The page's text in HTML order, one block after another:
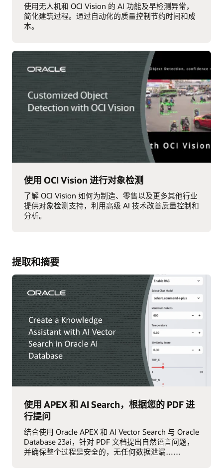
使用无人机和 OCI Vision 的 AI 功能及早检测异常，
简化建筑过程。通过自动化的质量控制节约时间和成
本。
使用 OCI Vision 进行对象检测
了解 OCI Vision 如何为制造、零售以及更多其他行业
提供对象检测支持，利用高级 AI 技术改善质量控制和
分析。
提取和摘要
使用 APEX 和 AI Search，根据您的 PDF 进
行提问
结合使用 Oracle APEX 和 AI Vector Search 与 Oracle
Database 23ai，针对 PDF 文档提出自然语言问题，
并确保整个过程是安全的，无任何数据泄漏……